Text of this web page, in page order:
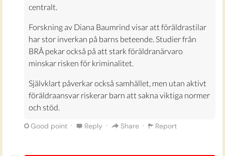
centralt.
Forskning av Diana Baumrind visar att föräldrastilar
har stor inverkan på barns beteende. Studier från
BRÅ pekar också på att stark föräldranärvaro
minskar risken för kriminalitet.
Självklart påverkar också samhället, men utan aktivt
föräldraansvar riskerar barn att sakna viktiga normer
och stöd.
Good point · Reply · Share · Report